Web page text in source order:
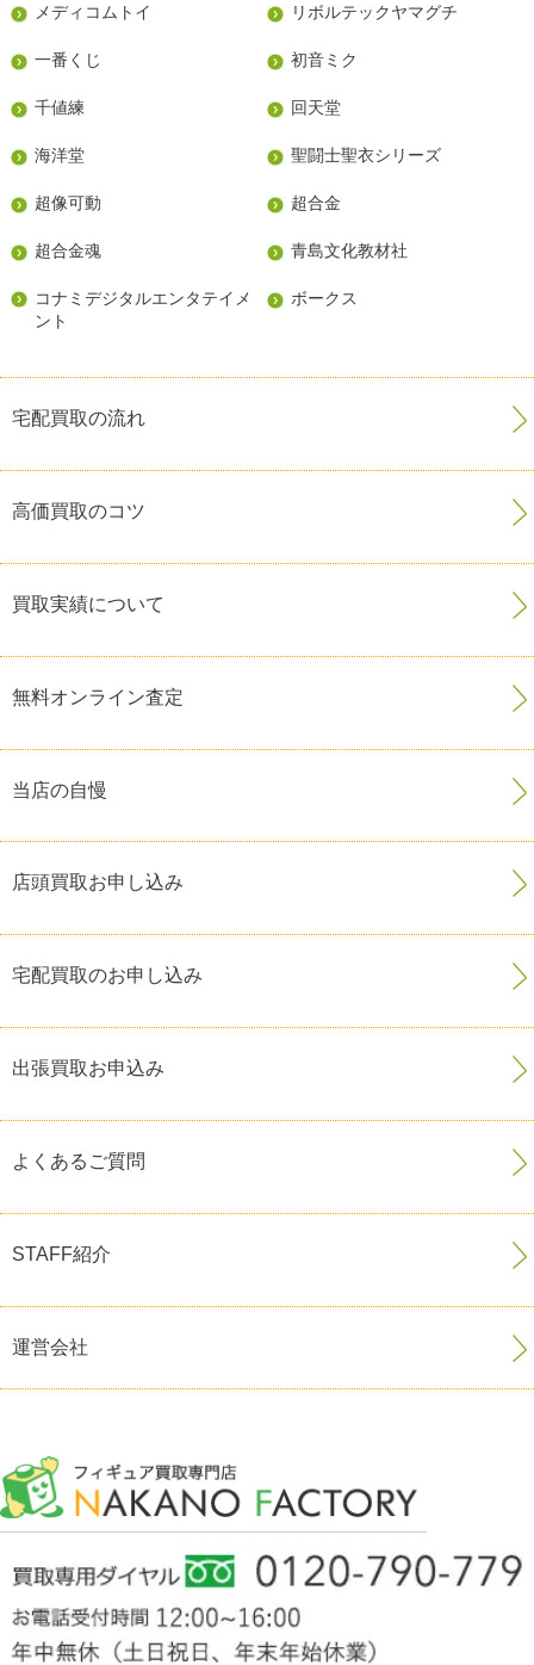
メディコムトイ リボルテックヤマグチ
一番くじ 初音ミク
千値練 回天堂
海洋堂 聖闘士聖衣シリーズ
超像可動 超合金
超合金魂 青島文化教材社
コナミデジタルエンタテイメ
ント
ボークス
宅配買取の流れ
高価買取のコツ
買取実績について
無料オンライン査定
当店の自慢
店頭買取お申し込み
宅配買取のお申し込み
出張買取お申込み
よくあるご質問
STAFF紹介
運営会社